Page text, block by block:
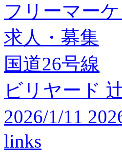
フリーマー
求人・募集
国道26号線
ビリヤード
2026/1/11
links